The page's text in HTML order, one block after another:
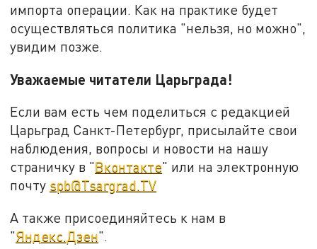
импорта операции. Как на практике будет
осуществляться политика "нельзя, но можно",
увидим позже.
Уважаемые читатели Царьграда!
Если вам есть чем поделиться с редакцией
Царьград Санкт-Петербург, присылайте свои
наблюдения, вопросы и новости на нашу
страничку в "Вконтакте" или на электронную
почту spb@Tsargrad.TV
А также присоединяйтесь к нам в
"Яндекс.Дзен".